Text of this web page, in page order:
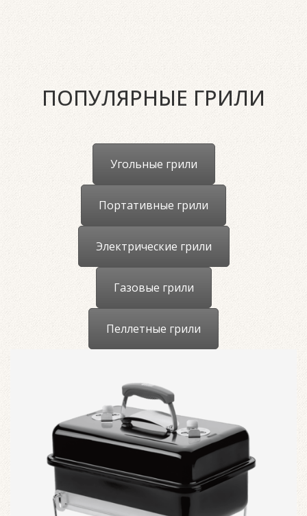
ПОПУЛЯРНЫЕ ГРИЛИ
Угольные грили
Портативные грили
Электрические грили
Газовые грили
Пеллетные грили